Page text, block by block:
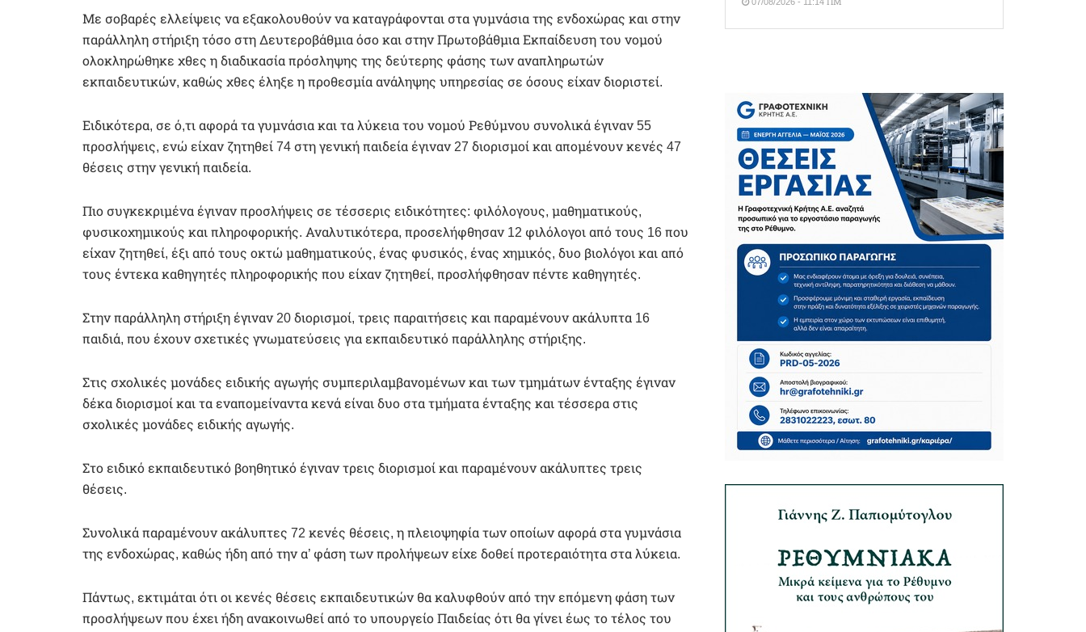
Με σοβαρές ελλείψεις να εξακολουθούν να καταγράφονται στα γυμνάσια της ενδοχώρας και στην
παράλληλη στήριξη τόσο στη Δευτεροβάθμια όσο και στην Πρωτοβάθμια Εκπαίδευση του νομού
ολοκληρώθηκε χθες η διαδικασία πρόσληψης της δεύτερης φάσης των αναπληρωτών
εκπαιδευτικών, καθώς χθες έληξε η προθεσμία ανάληψης υπηρεσίας σε όσους είχαν διοριστεί.
Ειδικότερα, σε ό,τι αφορά τα γυμνάσια και τα λύκεια του νομού Ρεθύμνου συνολικά έγιναν 55
προσλήψεις, ενώ είχαν ζητηθεί 74 στη γενική παιδεία έγιναν 27 διορισμοί και απομένουν κενές 47
θέσεις στην γενική παιδεία.
Πιο συγκεκριμένα έγιναν προσλήψεις σε τέσσερις ειδικότητες: φιλόλογους, μαθηματικούς,
φυσικοχημικούς και πληροφορικής. Αναλυτικότερα, προσελήφθησαν 12 φιλόλογοι από τους 16 που
είχαν ζητηθεί, έξι από τους οκτώ μαθηματικούς, ένας φυσικός, ένας χημικός, δυο βιολόγοι και από
τους έντεκα καθηγητές πληροφορικής που είχαν ζητηθεί, προσλήφθησαν πέντε καθηγητές.
Στην παράλληλη στήριξη έγιναν 20 διορισμοί, τρεις παραιτήσεις και παραμένουν ακάλυπτα 16
παιδιά, που έχουν σχετικές γνωματεύσεις για εκπαιδευτικό παράλληλης στήριξης.
Στις σχολικές μονάδες ειδικής αγωγής συμπεριλαμβανομένων και των τμημάτων ένταξης έγιναν
δέκα διορισμοί και τα εναπομείναντα κενά είναι δυο στα τμήματα ένταξης και τέσσερα στις
σχολικές μονάδες ειδικής αγωγής.
Στο ειδικό εκπαιδευτικό βοηθητικό έγιναν τρεις διορισμοί και παραμένουν ακάλυπτες τρεις
θέσεις.
Συνολικά παραμένουν ακάλυπτες 72 κενές θέσεις, η πλειοψηφία των οποίων αφορά στα γυμνάσια
της ενδοχώρας, καθώς ήδη από την α’ φάση των προλήψεων είχε δοθεί προτεραιότητα στα λύκεια.
Πάντως, εκτιμάται ότι οι κενές θέσεις εκπαιδευτικών θα καλυφθούν από την επόμενη φάση των
προσλήψεων που έχει ήδη ανακοινωθεί από το υπουργείο Παιδείας ότι θα γίνει έως το τέλος του